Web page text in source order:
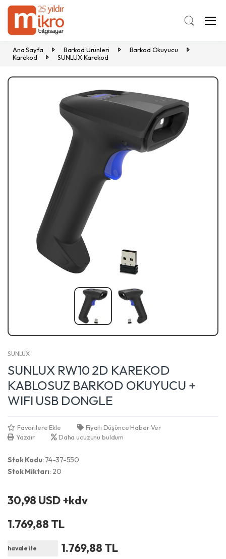
Ana Sayfa Barkod Ürünleri
Barkod Okuyucu
Karekod
SUNLUX Karekod
Previous
SUNLUX
SUNLUX RW10 2D KAREKOD
KABLOSUZ BARKOD OKUYUCU +
WIFI USB DONGLE
Favorilere Ekle
Fiyatı Düşünce Haber Ver
Yazdır
Daha ucuzunu buldum
Stok Kodu: 74-37-550
Stok Miktarı: 20
30,98 USD +kdv
1.769,88 TL
havale ile 1.769,88 TL